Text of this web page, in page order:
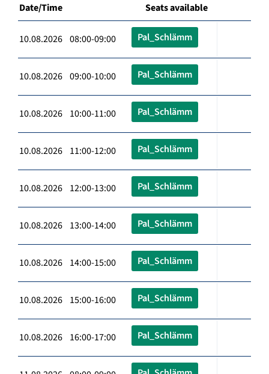
Date/Time Seats available
10.08.2026 08:00-09:00 Pal_Schlämm
10.08.2026 09:00-10:00 Pal_Schlämm
10.08.2026 10:00-11:00 Pal_Schlämm
10.08.2026 11:00-12:00 Pal_Schlämm
10.08.2026 12:00-13:00 Pal_Schlämm
10.08.2026 13:00-14:00 Pal_Schlämm
10.08.2026 14:00-15:00 Pal_Schlämm
10.08.2026 15:00-16:00 Pal_Schlämm
10.08.2026 16:00-17:00 Pal_Schlämm